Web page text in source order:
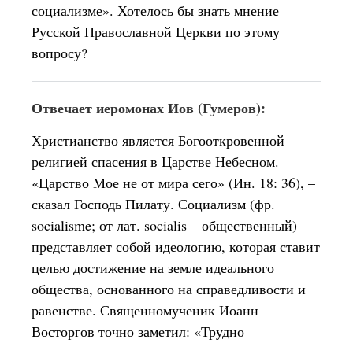
социализме». Хотелось бы знать мнение
Русской Православной Церкви по этому
вопросу?
Отвечает иеромонах Иов (Гумеров):
Христианство является Богооткровенной
религией спасения в Царстве Небесном.
«Царство Мое не от мира сего» (Ин. 18: 36), –
сказал Господь Пилату. Социализм (фр.
socialisme; от лат. socialis – общественный)
представляет собой идеологию, которая ставит
целью достижение на земле идеального
общества, основанного на справедливости и
равенстве. Священномученик Иоанн
Восторгов точно заметил: «Трудно